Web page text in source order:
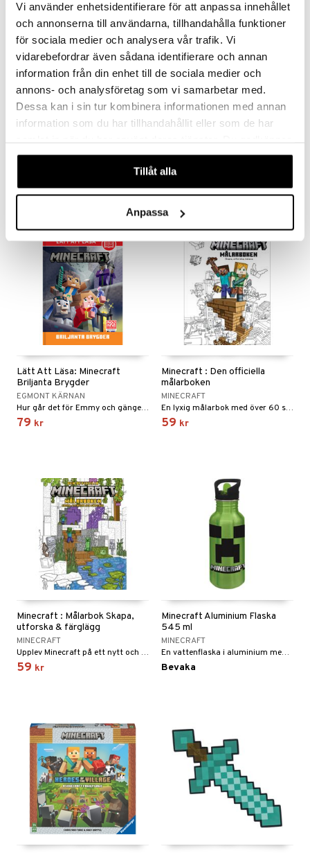
Vi använder enhetsidentifierare för att anpassa innehållet
och annonserna till användarna, tillhandahålla funktioner
för sociala medier och analysera vår trafik. Vi
vidarebefordrar även sådana identifierare och annan
information från din enhet till de sociala medier och
annons- och analysföretag som vi samarbetar med.
Dessa kan i sin tur kombinera informationen med annan
information som du har tillhandahållit eller som de har
våra cookies vid fortsatt användande av vår webbplats.
Tillåt alla
Anpassa
Hörlurar Minecraft Trådlös
MINECRAFT
Lätt Att Läsa Minecraft
EGMONT KÄRNAN
69
Lätt Att Läsa: Minecraft
Briljanta Brygder
EGMONT KÄRNAN
Hur går det för Emmy och gänget i underjorden?
79 kr
Minecraft : Den officiella
målarboken
MINECRAFT
En lyxig målarbok med över 60 sidor.
59 kr
Minecraft : Målarbok Skapa,
utforska & färglägg
MINECRAFT
Upplev Minecraft på ett nytt och färgglatt sätt!
59 kr
Minecraft Aluminium Flaska
545 ml
MINECRAFT
En vattenflaska i aluminium med inbyggt sugrör.
Bevaka